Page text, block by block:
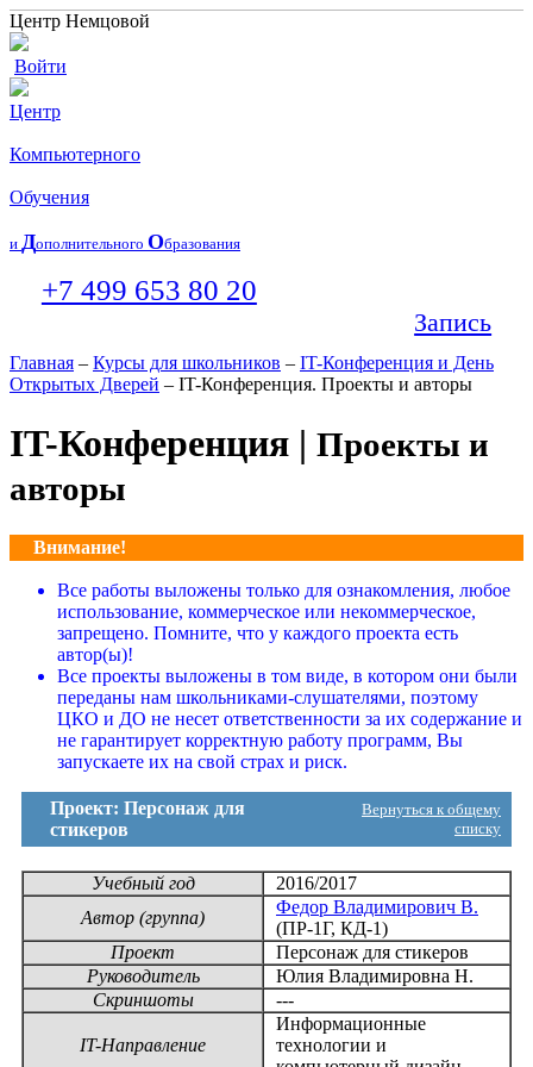
Центр Немцовой
Войти
Центр
Компьютерного
Обучения
и Дополнительного Образования
+7 499 653 80 20
Запись
Главная – Курсы для школьников – IT-Конференция и День
Открытых Дверей – IT-Конференция. Проекты и авторы
IT-Конференция | Проекты и
авторы
Внимание!
Все работы выложены только для ознакомления, любое
использование, коммерческое или некоммерческое,
запрещено. Помните, что у каждого проекта есть
автор(ы)!
Все проекты выложены в том виде, в котором они были
переданы нам школьниками-слушателями, поэтому
ЦКО и ДО не несет ответственности за их содержание и
не гарантирует корректную работу программ, Вы
запускаете их на свой страх и риск.
Проект: Персонаж для
стикеров
Вернуться к общему
списку
Учебный год
2016/2017
Автор (группа)
Федор Владимирович В.
(ПР-1Г, КД-1)
Проект
Персонаж для стикеров
Руководитель
Юлия Владимировна Н.
Скриншоты
---
IT-Направление
Информационные
технологии и